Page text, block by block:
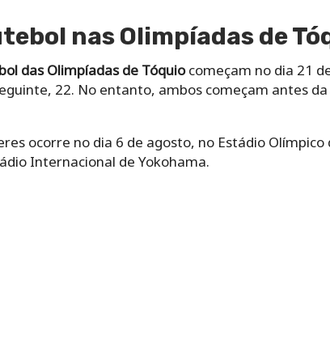
nas Olimpíadas de
das Olimpíadas de Tóquiocomeçam no dia 21
22. No entanto, ambos começam antes
ocorre no dia 6 de agosto, no Estádio Olímpico
Internacional de Yokohama.